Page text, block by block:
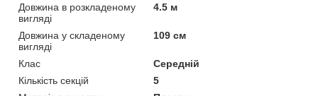
Довжина в розкладеному
вигляді
4.5 м
Довжина у складеному
вигляді
109 см
Клас
Середній
Кількість секцій
5